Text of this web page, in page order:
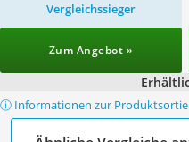
Vergleichssieger
Zum Angebot »
ⓘ Informationen zur